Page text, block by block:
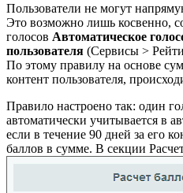
Пользователи не могут
Это возможно лишь косвенно,
голосов Автоматическое
пользователя (Сервисы >
По этому правилу на основе
контент пользователя,
Правило настроено так: один
автоматически учитывается в
если в течение 90 дней за его
баллов в сумме. В секции